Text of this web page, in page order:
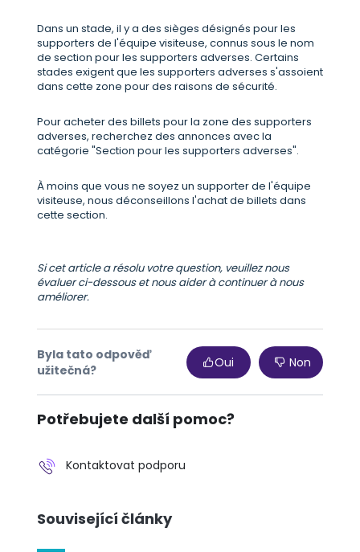
Dans un stade, il y a des sièges désignés pour les
supporters de l'équipe visiteuse, connus sous le nom
de section pour les supporters adverses. Certains
stades exigent que les supporters adverses s'assoient
dans cette zone pour des raisons de sécurité.
Pour acheter des billets pour la zone des supporters
adverses, recherchez des annonces avec la
catégorie "Section pour les supporters adverses".
À moins que vous ne soyez un supporter de l'équipe
visiteuse, nous déconseillons l'achat de billets dans
cette section.
Si cet article a résolu votre question, veuillez nous
évaluer ci-dessous et nous aider à continuer à nous
améliorer.
Byla tato odpověď
užitečná?
Oui Non
Potřebujete další pomoc?
Kontaktovat podporu
Související články